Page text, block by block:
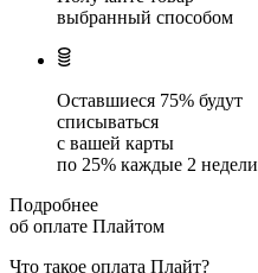
выбранный способом
Оставшиеся 75% будут
списываться
с вашей карты
по 25% каждые 2 недели
Подробнее
об оплате Плайтом
Что такое оплата Плайт?